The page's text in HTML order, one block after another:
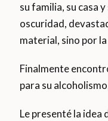
su familia, su casa
oscuridad,
material, sino por
Finalmente
para su
Le presenté la idea